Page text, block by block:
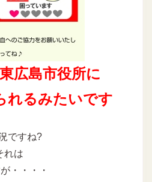
東広島市役所に
れるみたいです
ですね?
れは
・・・・